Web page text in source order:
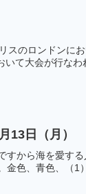
スのロンドンに
て大会が行な
13日（月）
すから海を愛す
色、青色、（1